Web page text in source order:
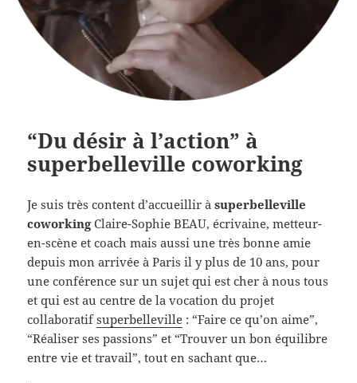
“Du désir à l’action” à
superbelleville coworking
Je suis très content d’accueillir àsuperbelleville
coworkingClaire-Sophie BEAU, écrivaine, metteur-
en-scène et coach mais aussi une très bonne amie
depuis mon arrivée à Paris il y plus de 10 ans, pour
une conférence sur un sujet qui est cher à nous tous
et qui est au centre de la vocation du projet
collaboratifsuperbelleville : “Faire ce qu’on aime”,
“Réaliser ses passions” et “Trouver un bon équilibre
entre vie et travail”, tout en sachant que…